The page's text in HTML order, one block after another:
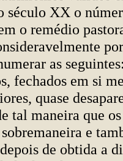
século XX o
o remédio
as
fechados em si
quase
tal maneira que
e
de obtida a